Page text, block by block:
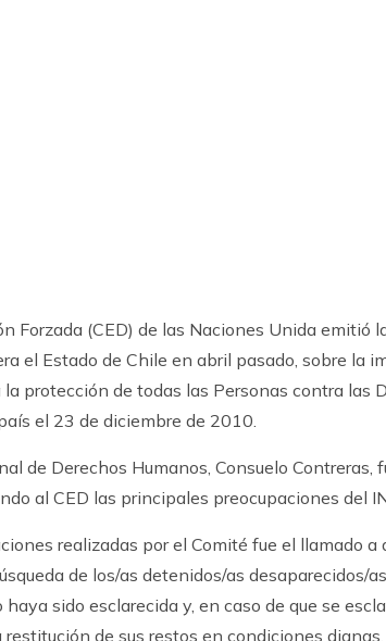
Forzada (CED) de las Naciones Unida emitió
el Estado de Chile en abril pasado, sobre la
protección de todas las Personas contra las
el 23 de diciembre de 2010.
de Derechos Humanos, Consuelo Contreras,
al CED las principales preocupaciones del
realizadas por el Comité fue el llamado a
de los/as detenidos/as desaparecidos/
sido esclarecida y, en caso de que se
de sus restos en condiciones dignas.